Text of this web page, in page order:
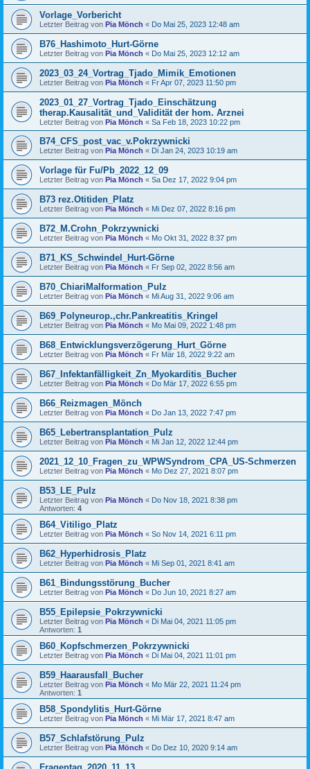
Vorlage_Vorbericht
Letzter Beitrag von Pia Mönch « Do Mai 25, 2023 12:48 am
B76_Hashimoto_Hurt-Görne
Letzter Beitrag von Pia Mönch « Do Mai 25, 2023 12:12 am
2023_03_24_Vortrag_Tjado_Mimik_Emotionen
Letzter Beitrag von Pia Mönch « Fr Apr 07, 2023 11:50 pm
2023_01_27_Vortrag_Tjado_Einschätzung
therap.Kausalität_und_Validität der hom. Arznei
Letzter Beitrag von Pia Mönch « Sa Feb 18, 2023 10:22 pm
B74_CFS_post_vac_v.Pokrzywnicki
Letzter Beitrag von Pia Mönch « Di Jan 24, 2023 10:19 am
Vorlage für Fu/Pb_2022_12_09
Letzter Beitrag von Pia Mönch « Sa Dez 17, 2022 9:04 pm
B73 rez.Otitiden_Platz
Letzter Beitrag von Pia Mönch « Mi Dez 07, 2022 8:16 pm
B72_M.Crohn_Pokrzywnicki
Letzter Beitrag von Pia Mönch « Mo Okt 31, 2022 8:37 pm
B71_KS_Schwindel_Hurt-Görne
Letzter Beitrag von Pia Mönch « Fr Sep 02, 2022 8:56 am
B70_ChiariMalformation_Pulz
Letzter Beitrag von Pia Mönch « Mi Aug 31, 2022 9:06 am
B69_Polyneurop.,chr.Pankreatitis_Kringel
Letzter Beitrag von Pia Mönch « Mo Mai 09, 2022 1:48 pm
B68_Entwicklungsverzögerung_Hurt_Görne
Letzter Beitrag von Pia Mönch « Fr Mär 18, 2022 9:22 am
B67_Infektanfälligkeit_Zn_Myokarditis_Bucher
Letzter Beitrag von Pia Mönch « Do Mär 17, 2022 6:55 pm
B66_Reizmagen_Mönch
Letzter Beitrag von Pia Mönch « Do Jan 13, 2022 7:47 pm
B65_Lebertransplantation_Pulz
Letzter Beitrag von Pia Mönch « Mi Jan 12, 2022 12:44 pm
2021_12_10_Fragen_zu_WPWSyndrom_CPA_US-Schmerzen
Letzter Beitrag von Pia Mönch « Mo Dez 27, 2021 8:07 pm
B53_LE_Pulz
Letzter Beitrag von Pia Mönch « Do Nov 18, 2021 8:38 pm
Antworten: 4
B64_Vitiligo_Platz
Letzter Beitrag von Pia Mönch « So Nov 14, 2021 6:11 pm
B62_Hyperhidrosis_Platz
Letzter Beitrag von Pia Mönch « Mi Sep 01, 2021 8:41 am
B61_Bindungsstörung_Bucher
Letzter Beitrag von Pia Mönch « Do Jun 10, 2021 8:27 am
B55_Epilepsie_Pokrzywnicki
Letzter Beitrag von Pia Mönch « Di Mai 04, 2021 11:05 pm
Antworten: 1
B60_Kopfschmerzen_Pokrzywnicki
Letzter Beitrag von Pia Mönch « Di Mai 04, 2021 11:01 pm
B59_Haarausfall_Bucher
Letzter Beitrag von Pia Mönch « Mo Mär 22, 2021 11:24 pm
Antworten: 1
B58_Spondylitis_Hurt-Görne
Letzter Beitrag von Pia Mönch « Mi Mär 17, 2021 8:47 am
B57_Schlafstörung_Pulz
Letzter Beitrag von Pia Mönch « Do Dez 10, 2020 9:14 am